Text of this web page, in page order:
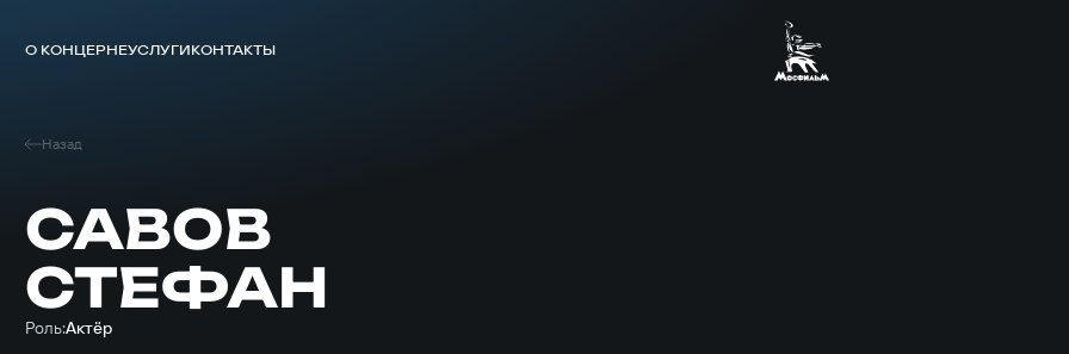
О КОНЦЕРНЕУСЛУГИКОНТАКТЫ
Назад
САВОВ
СТЕФАН
Роль:Актёр